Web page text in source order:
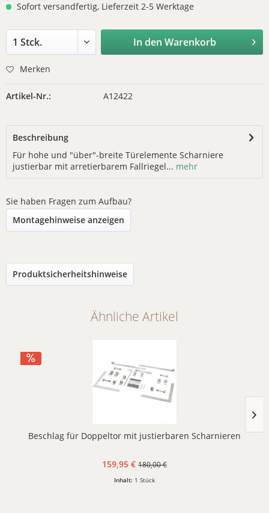
Sofort versandfertig, Lieferzeit 2-5 Werktage
In denWarenkorb
Merken
Artikel-Nr.: A12422
Beschreibung
Für hohe und "über"-breite Türelemente Scharniere
justierbar mit arretierbarem Fallriegel... mehr
Sie haben Fragen zum Aufbau?
Montagehinweise anzeigen
Produktsicherheitshinweise
Ähnliche Artikel
Beschlag für Doppeltor mit justierbaren Scharnieren
159,95 € 180,00 €
Inhalt: 1 Stück